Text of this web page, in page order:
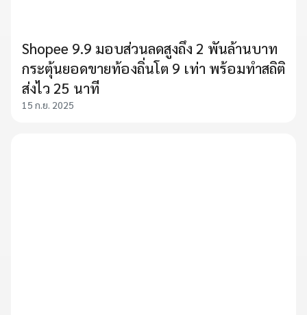
Shopee 9.9 มอบส่วนลดสูงถึง 2 พันล้านบาท
กระตุ้นยอดขายท้องถิ่นโต 9 เท่า พร้อมทำสถิติ
ส่งไว 25 นาที
15 ก.ย. 2025